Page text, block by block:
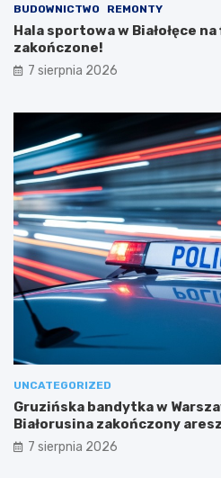
BUDOWNICTWO REMONTY
Hala sportowa w Białołęce
zakończone!
7 sierpnia 2026
UNCATEGORIZED
Gruzińska bandytka w
Białorusina zakończony
7 sierpnia 2026